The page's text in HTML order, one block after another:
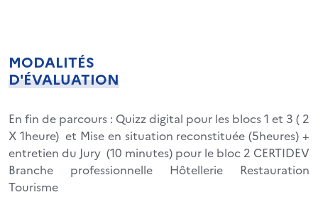
MODALITÉS
D'ÉVALUATION
En fin de parcours : Quizz digital pour les blocs 1 et 3 ( 2
X 1heure) et Mise en situation reconstituée (5heures) +
entretien du Jury (10 minutes) pour le bloc 2 CERTIDEV
Branche professionnelle Hôtellerie Restauration
Tourisme